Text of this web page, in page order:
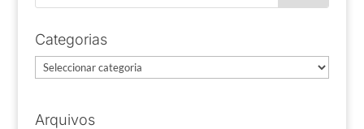
Categorias
Categorias
Arquivos